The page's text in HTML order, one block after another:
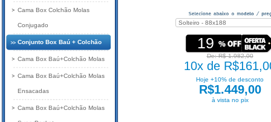
19
De: R$ 1.982,00
10x de
Hoje +10% de desconto
R$1.449,00
à vista no pix
Cama Box Colchão Molas
Conjugado
Conjunto Box Baú + Colchão
Cama Box Baú+Colchão Molas
Cama Box Baú+Colchão Molas
Ensacadas
Cama Box Baú+Colchão Molas